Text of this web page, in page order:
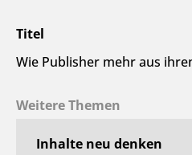
Titel
Wie Publisher mehr aus
Weitere Themen
Inhalte neu denken